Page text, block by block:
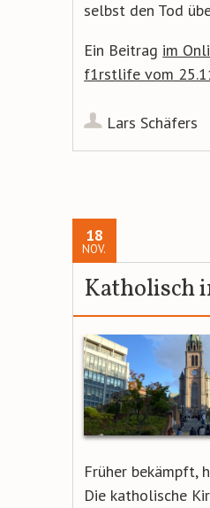
selbst den Tod
Ein Beitrag im
f1rstlife vom
Lars Schäfers
18
NOV.
Katholisch
Früher bekämpft,
Die katholische